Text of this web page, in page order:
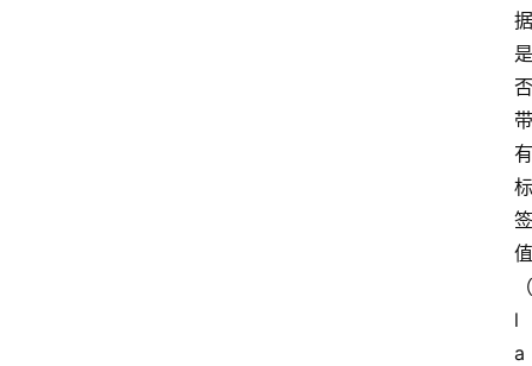
据
是
否
带
有
标
签
值
（
l
a